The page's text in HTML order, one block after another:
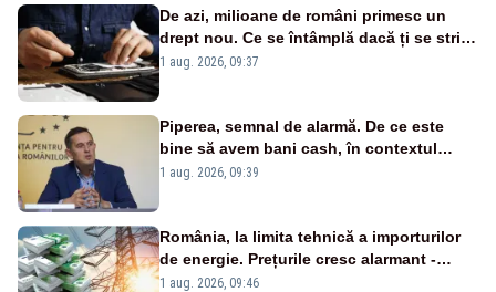
De azi, milioane de români primesc un
drept nou. Ce se întâmplă dacă ți se strică
un produs
1 aug. 2026, 09:37
Piperea, semnal de alarmă. De ce este
bine să avem bani cash, în contextul
alertei energetice?
1 aug. 2026, 09:39
România, la limita tehnică a importurilor
de energie. Prețurile cresc alarmant -
Analiză Realitatea Plus
1 aug. 2026, 09:46